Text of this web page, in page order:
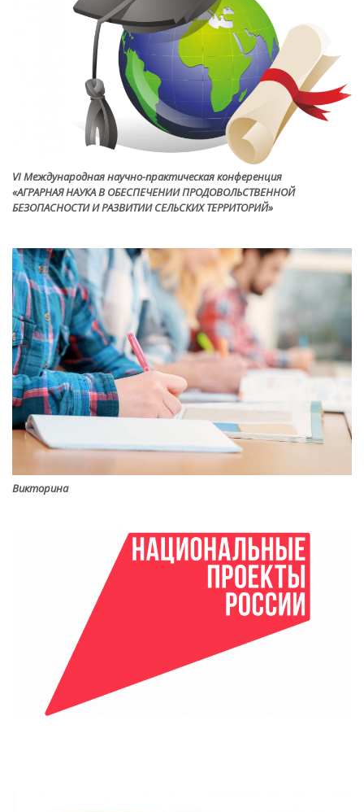
VI Международная научно-практическая конференция
«АГРАРНАЯ НАУКА В ОБЕСПЕЧЕНИИ ПРОДОВОЛЬСТВЕННОЙ
БЕЗОПАСНОСТИ И РАЗВИТИИ СЕЛЬСКИХ ТЕРРИТОРИЙ»
Викторина